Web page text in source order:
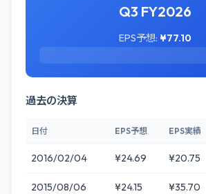
Q3 FY2026
EPS予想: ¥77.10
過去の決算
日付 EPS予想 EPS実績
2016/02/04 ¥24.69 ¥20.75
2015/08/06 ¥24.15 ¥35.70